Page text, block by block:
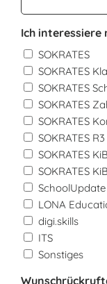
Ich interessiere
SOKRATES
SOKRATES
SOKRATES
SOKRATES
SOKRATES
SOKRATES R3
SOKRATES KiB
SOKRATES
SchoolUpdate
LONA
digi.skills
ITS
Sonstiges